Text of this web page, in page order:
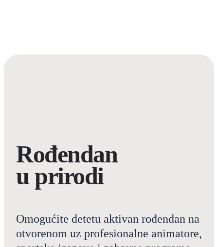
Rođendan
u prirodi
Omogućite detetu aktivan rođendan na
otvorenom uz profesionalne animatore,